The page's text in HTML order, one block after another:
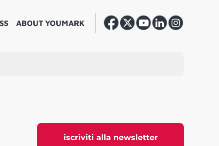
ABOUT YOUMARK
iscriviti alla newsletter